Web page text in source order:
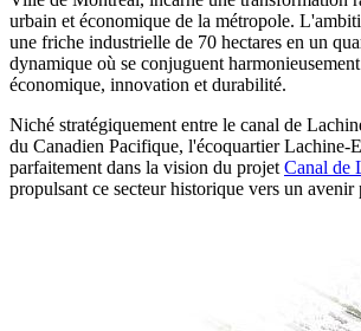
urbain et économique de la métropole.
une friche industrielle de 70 hectares en un
dynamique où se conjuguent
économique, innovation et durabilité.
Niché stratégiquement entre le canal de
du Canadien Pacifique, l'écoquartier Lachine-
parfaitement dans la vision du projet Canal de
propulsant ce secteur historique vers un avenir